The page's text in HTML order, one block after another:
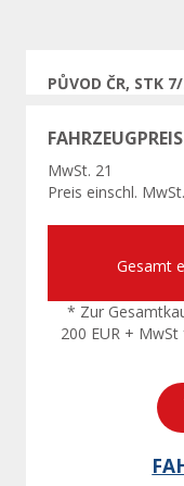
PŮVOD ČR, STK
FAHRZEUGPREIS
MwSt. 21
Preis einschl. MwSt.
Gesamt
* Zur
200 EUR +